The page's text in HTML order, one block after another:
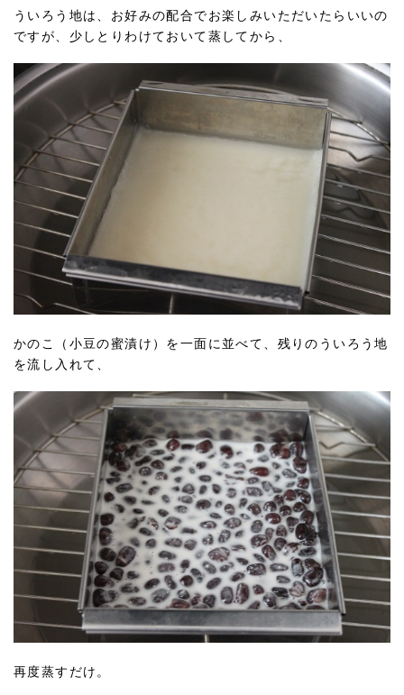
ういろう地は、お好みの配合でお楽しみいただいたらいいの
ですが、少しとりわけておいて蒸してから、
かのこ（小豆の蜜漬け）を一面に並べて、残りのういろう地
を流し入れて、
再度蒸すだけ。